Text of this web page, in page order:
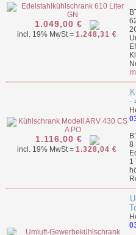
1.049,00 €
incl. 19% MwSt = 1.248,31 €
1.116,00 €
incl. 19% MwSt = 1.328,04 €
-
8
1